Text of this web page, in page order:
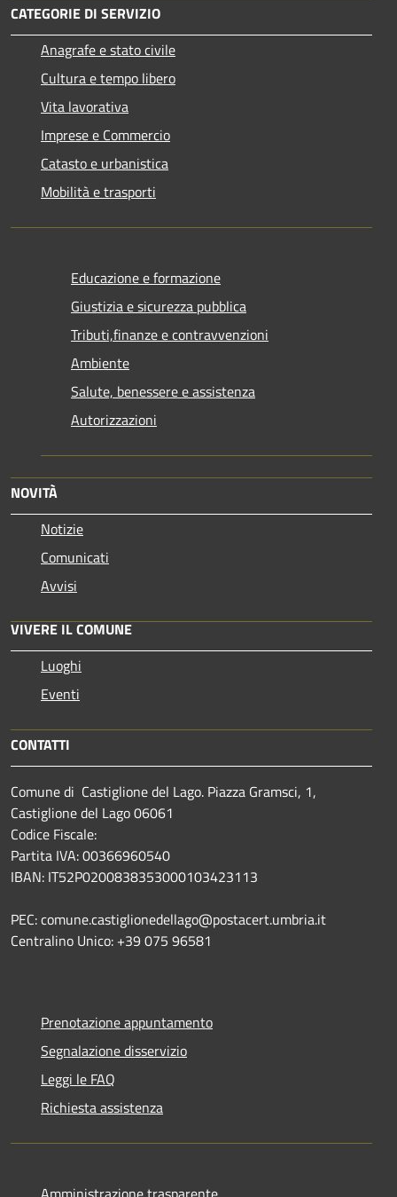
CATEGORIE DI SERVIZIO
Anagrafe e stato civile
Cultura e tempo libero
Vita lavorativa
Imprese e Commercio
Catasto e urbanistica
Mobilità e trasporti
Educazione e formazione
Giustizia e sicurezza pubblica
Tributi,finanze e contravvenzioni
Ambiente
Salute, benessere e assistenza
Autorizzazioni
NOVITÀ
Notizie
Comunicati
Avvisi
VIVERE IL COMUNE
Luoghi
Eventi
CONTATTI
Comune di Castiglione del Lago. Piazza Gramsci, 1,
Castiglione del Lago 06061
Codice Fiscale:
Partita IVA: 00366960540
IBAN: IT52P0200838353000103423113
PEC: comune.castiglionedellago@postacert.umbria.it
Centralino Unico: +39 075 96581
Prenotazione appuntamento
Segnalazione disservizio
Leggi le FAQ
Richiesta assistenza